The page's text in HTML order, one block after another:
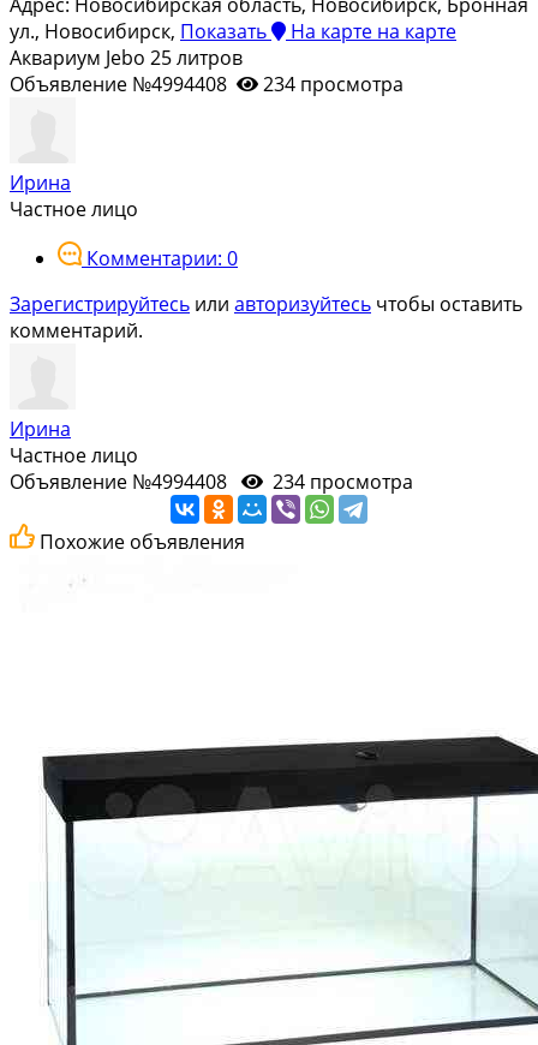
ул., Новосибирск, Показать На карте на карте
Аквариум Jebo 25 литров
Объявление №4994408
234 просмотра
Ирина
Частное лицо
Комментарии: 0
Зарегистрируйтесь или авторизуйтесь чтобы оставить
комментарий.
Ирина
Частное лицо
Объявление №4994408
234 просмотра
Похожие объявления